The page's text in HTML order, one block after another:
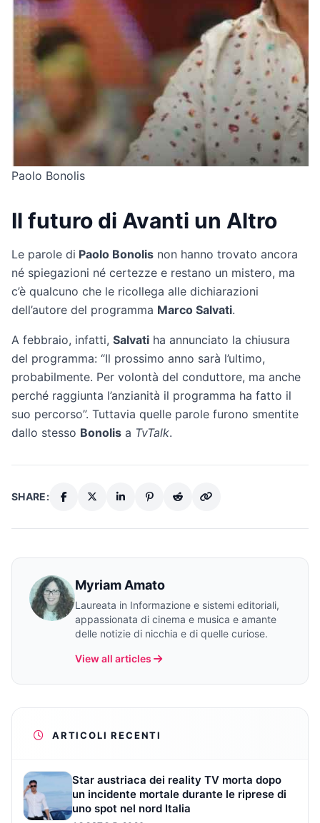
Paolo Bonolis
Il futuro di Avanti un Altro
Le parole di Paolo Bonolis non hanno trovato ancora
né spiegazioni né certezze e restano un mistero, ma
c’è qualcuno che le ricollega alle dichiarazioni
dell’autore del programma Marco Salvati.
A febbraio, infatti, Salvati ha annunciato la chiusura
del programma: “Il prossimo anno sarà l’ultimo,
probabilmente. Per volontà del conduttore, ma anche
perché raggiunta l’anzianità il programma ha fatto il
suo percorso”. Tuttavia quelle parole furono smentite
dallo stesso Bonolis a TvTalk.
SHARE:
Myriam Amato
Laureata in Informazione e sistemi editoriali,
appassionata di cinema e musica e amante
delle notizie di nicchia e di quelle curiose.
View all articles
ARTICOLI RECENTI
Star austriaca dei reality TV morta dopo
un incidente mortale durante le riprese di
uno spot nel nord Italia